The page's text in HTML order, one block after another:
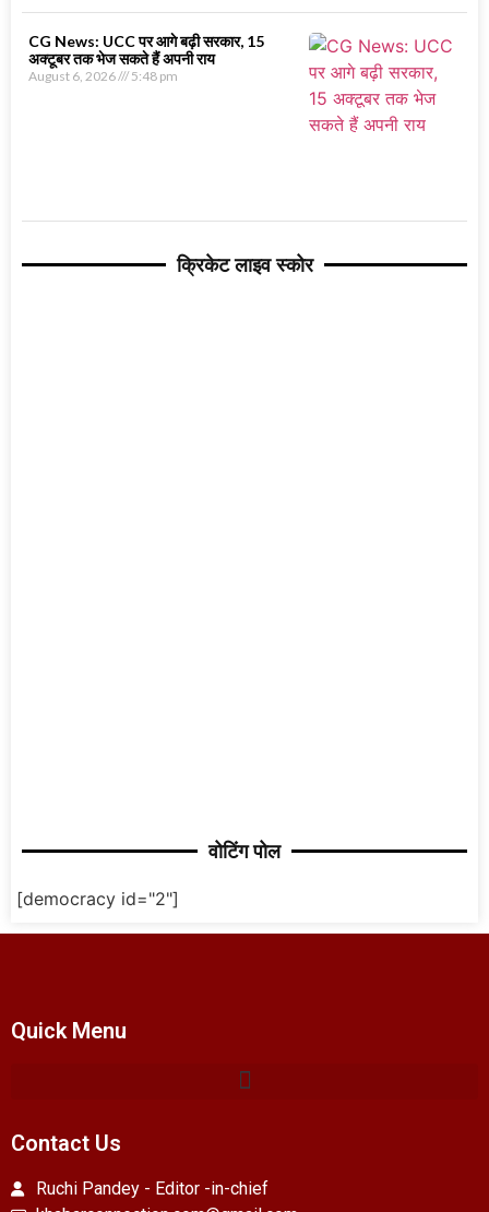
CG News: UCC पर आगे बढ़ी सरकार, 15
अक्टूबर तक भेज सकते हैं अपनी राय
August 6, 2026 5:48 pm
क्रिकेट लाइव स्कोर
वोटिंग पोल
[democracy id="2"]
Quick Menu
Contact Us
Ruchi Pandey - Editor -in-chief